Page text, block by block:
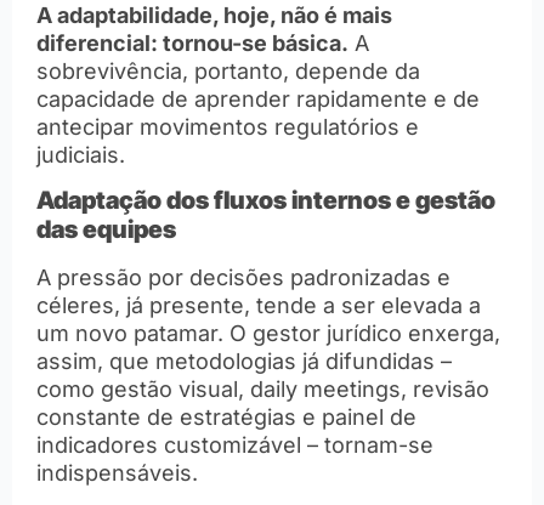
A adaptabilidade, hoje, não é mais
diferencial: tornou-se básica. A
sobrevivência, portanto, depende da
capacidade de aprender rapidamente e de
antecipar movimentos regulatórios e
judiciais.
Adaptação dos fluxos internos e gestão
das equipes
A pressão por decisões padronizadas e
céleres, já presente, tende a ser elevada a
um novo patamar. O gestor jurídico enxerga,
assim, que metodologias já difundidas –
como gestão visual, daily meetings, revisão
constante de estratégias e painel de
indicadores customizável – tornam-se
indispensáveis.